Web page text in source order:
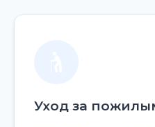
Уход за